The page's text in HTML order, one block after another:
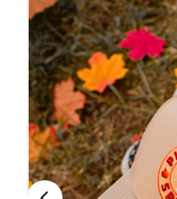
Agendas
Antiestres,
Automovil y
Bebidas
Bolsos,
Botellas
APLICACIONES
IDEAS
CONTACTO
FESTIVIDADES